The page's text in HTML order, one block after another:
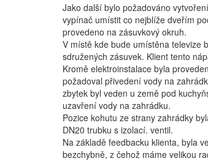
Jako další bylo požadováno
vypínač umístit co nejblíže dveřím
provedeno na zásuvkový okruh.
V místě kde bude umístěna televize
sdružených zásuvek. Klient tento
Kromě elektroinstalace byla
požadoval přivedení vody na
zbytek byl veden u země pod
uzavření vody na zahrádku.
Pozice kohutu ze strany zahrádky
DN20 trubku s izolací. ventil.
Na základě feedbacku klienta, byla
bezchybně, z čehož máme velikou